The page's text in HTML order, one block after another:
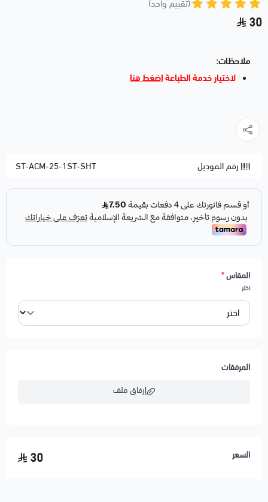
(تقييم واحد)
30
ملاحظات:
لاختيار خدمة الطباعةاضغط هنا
رقم الموديل ST-ACM-25-1ST-SHT
المقاس*
اختر
المرفقات
إرفاق ملف
السعر 30